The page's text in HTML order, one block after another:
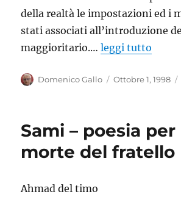
della realtà le impostazioni ed i
stati associati all’introduzione
maggioritario.…leggi tutto
Autore
Domenico Gallo
Pubblicato
Ottobre 1, 1998
Sami – poesia per
morte del fratello
Ahmad del timo